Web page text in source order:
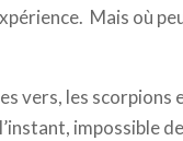
Mais où
vers, les scorpions
impossible